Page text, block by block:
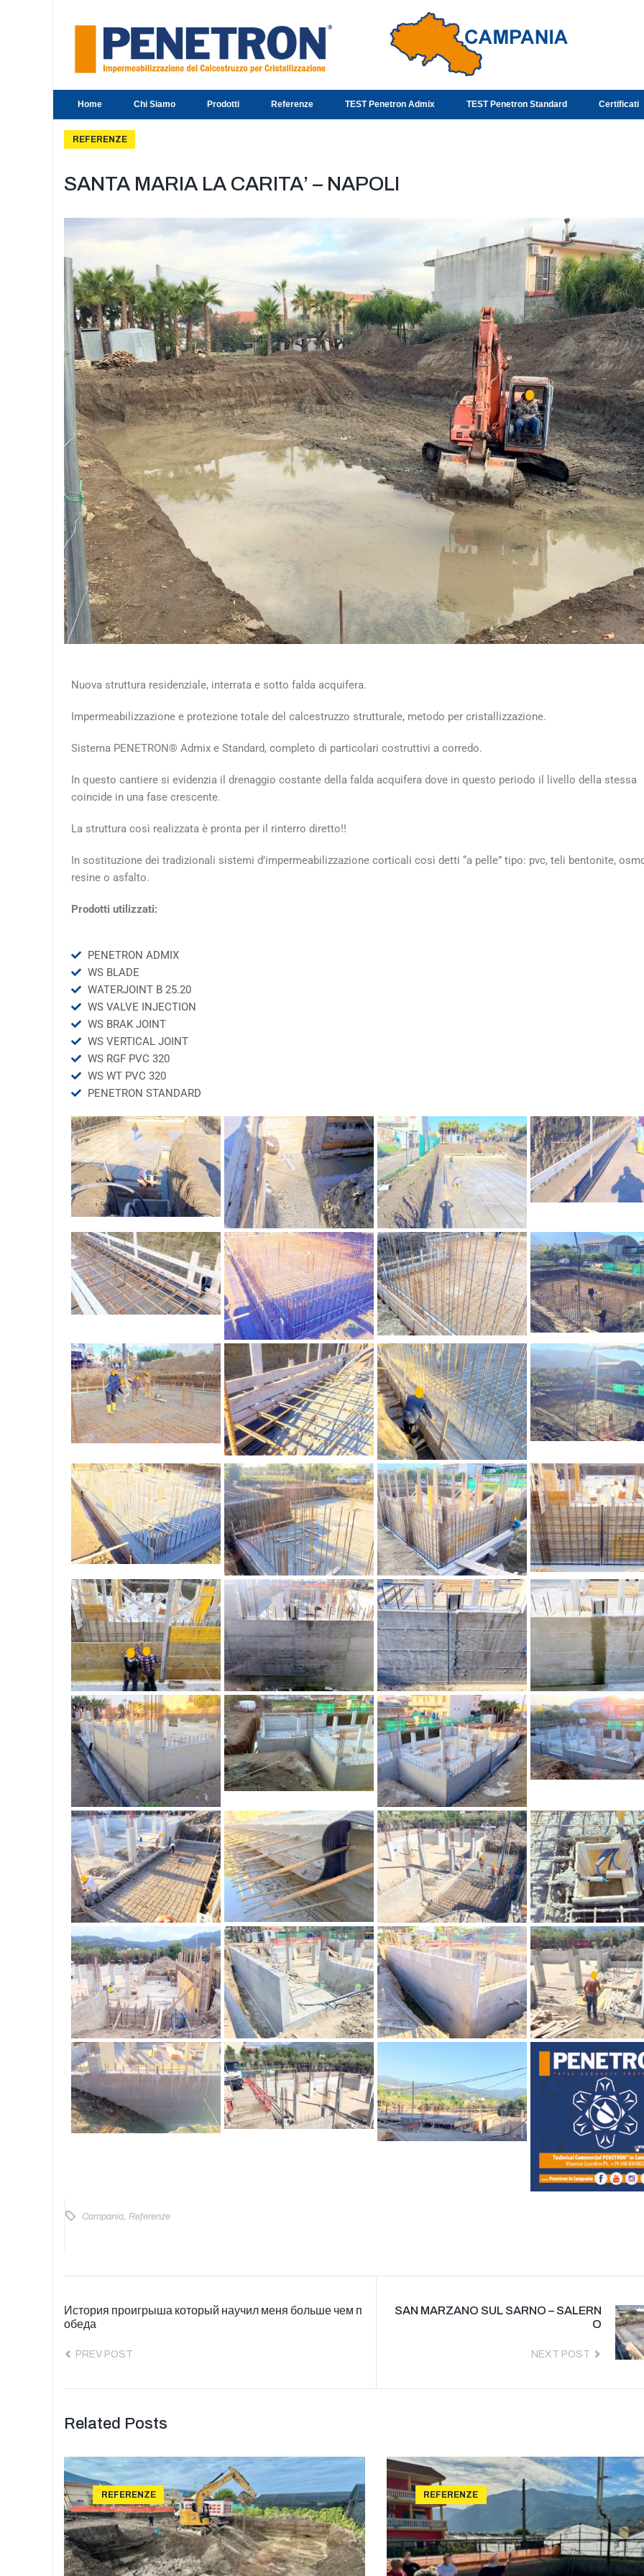
Home Chi Siamo Prodotti Referenze TEST Penetron Admix TEST Penetron Standard Certificati
REFERENZE
SANTA MARIA LA CARITA’ – NAPOLI
Nuova struttura residenziale, interrata e sotto falda acquifera.
Impermeabilizzazione e protezione totale del calcestruzzo strutturale, metodo per cristallizzazione.
Sistema PENETRON® Admix e Standard, completo di particolari costruttivi a corredo.
In questo cantiere si evidenzia il drenaggio costante della falda acquifera dove in questo periodo il livello della stessa
coincide in una fase crescente.
La struttura così realizzata è pronta per il rinterro diretto!!
In sostituzione dei tradizionali sistemi d’impermeabilizzazione corticali così detti “a pelle” tipo: pvc, teli bentonite,
resine o asfalto.
Prodotti utilizzati:
PENETRON ADMIX
WS BLADE
WATERJOINT B 25.20
WS VALVE INJECTION
WS BRAK JOINT
WS VERTICAL JOINT
WS RGF PVC 320
WS WT PVC 320
PENETRON STANDARD
Campania Referenze
История проигрыша который научил меня больше чем п
обеда
PREV POST
SAN MARZANO SUL SARNO – SALERN
O
NEXT POST
Related Posts
REFERENZE REFERENZE